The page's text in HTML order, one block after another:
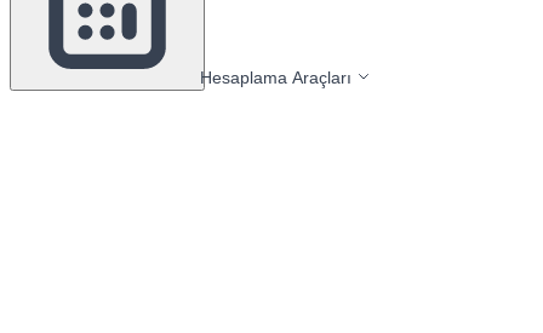
Hesaplama Araçları